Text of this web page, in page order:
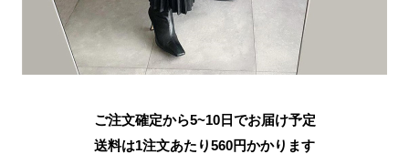
ご注文確定から5~10日でお届け予定
送料は1注文あたり560円かかります